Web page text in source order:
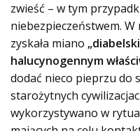
zwieść – w tym
niebezpieczeństwem.
zyskała miano
halucynogennym
dodać nieco pieprzu do
starożytnych
wykorzystywano w